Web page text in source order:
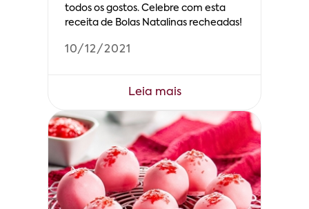
todos os gostos. Celebre com esta
receita de Bolas Natalinas recheadas!
10/12/2021
Leia mais